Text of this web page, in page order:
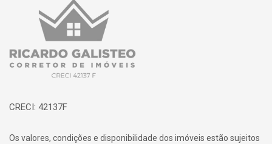
Página inicial
CRECI: 42137F
Os valores, condições e disponibilidade dos imóveis estão sujeitos